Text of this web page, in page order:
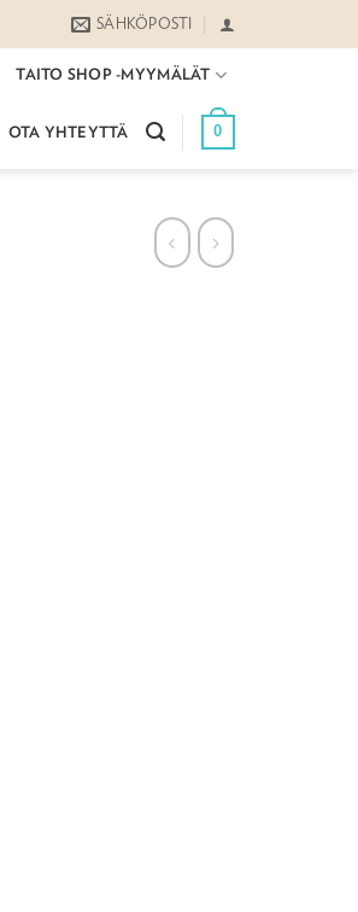
SÄHKÖPOSTI
TAITO SHOP -MYYMÄLÄT
OTA YHTEYTTÄ 0